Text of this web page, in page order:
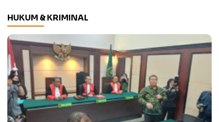
HUKUM & KRIMINAL